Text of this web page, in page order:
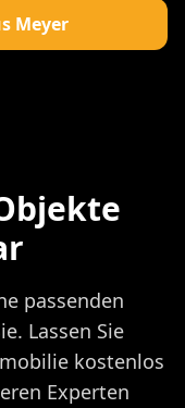
Meyer
passenden
Lassen Sie
kostenlos
Experten